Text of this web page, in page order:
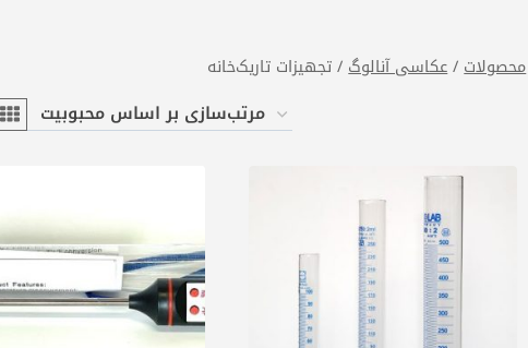
محصولات/عکاسی آنالوگ/تجهیزات تاریک‌خانه